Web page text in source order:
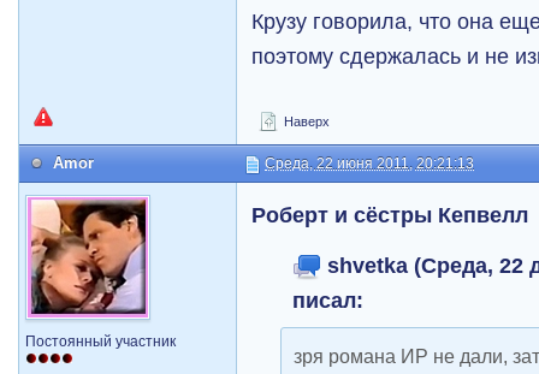
Крузу говорила, что она
поэтому сдержалась и не
Наверх
Amor Среда, 22 июня 2011, 20:21:13
Постоянный участник
Роберт и сёстры Кепвелл
shvetka (Среда, 22
писал:
зря романа ИР не дали,